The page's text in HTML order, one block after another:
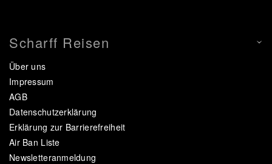
Scharff Reisen
Über uns
Impressum
AGB
Datenschutzerklärung
Erklärung zur Barrierefreiheit
Air Ban Liste
Newsletteranmeldung